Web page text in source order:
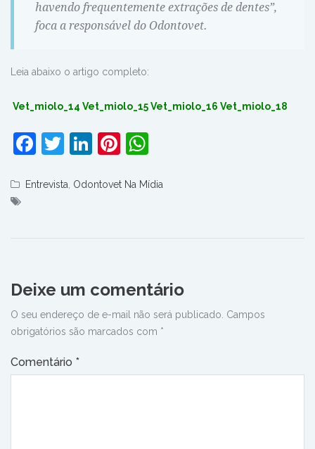
havendo frequentemente extrações de dentes”,
foca a responsável do Odontovet.
Leia abaixo o artigo completo:
Vet_miolo_14 Vet_miolo_15Vet_miolo_16 Vet_miolo_18
Facebook
Twitter
LinkedIn
Pinterest
Entrevista, Odontovet Na Mídia
Deixe um comentário
O seu endereço de e-mail não será publicado. Campos
obrigatórios são marcados com *
Comentário *